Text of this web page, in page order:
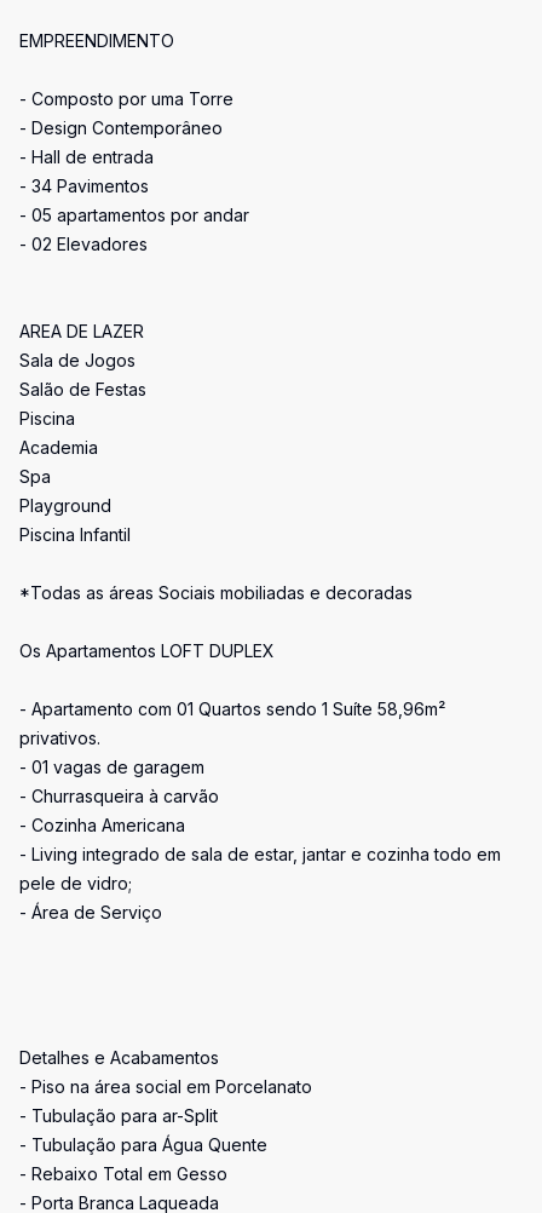
EMPREENDIMENTO
- Composto por uma Torre
- Design Contemporâneo
- Hall de entrada
- 34 Pavimentos
- 05 apartamentos por andar
- 02 Elevadores
AREA DE LAZER
Sala de Jogos
Salão de Festas
Piscina
Academia
Spa
Playground
Piscina Infantil
*Todas as áreas Sociais mobiliadas e decoradas
Os Apartamentos LOFT DUPLEX
- Apartamento com 01 Quartos sendo 1 Suíte 58,96m²
privativos.
- 01 vagas de garagem
- Churrasqueira à carvão
- Cozinha Americana
- Living integrado de sala de estar, jantar e cozinha todo em
pele de vidro;
- Área de Serviço
Detalhes e Acabamentos
- Piso na área social em Porcelanato
- Tubulação para ar-Split
- Tubulação para Água Quente
- Rebaixo Total em Gesso
- Porta Branca Laqueada